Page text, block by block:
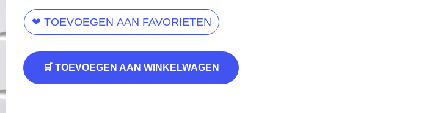
❤ TOEVOEGEN AAN FAVORIETEN
🛒 TOEVOEGEN AAN WINKELWAGEN